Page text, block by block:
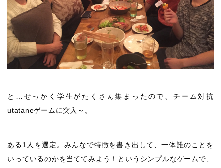
と…せっかく学生がたくさん集まったので、チーム対抗
utataneゲームに突入～。
ある1人を選定。みんなで特徴を書き出して、一体誰のことを
いっているのかを当ててみよう！というシンプルなゲームで、